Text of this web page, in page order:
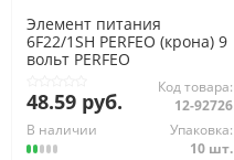
Элемент питания
6F22/1SH PERFEO (крона) 9
вольт PERFEO
48.59 руб.
Код товара:
12-92726
В наличии
Упаковка:
10 шт.